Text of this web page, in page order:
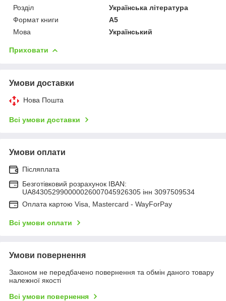
Розділ
Українська література
Формат книги
А5
Мова
Український
Приховати
Умови доставки
Нова Пошта
Всі умови доставки
Умови оплати
Післяплата
Безготівковий розрахунок IBAN:
UA843052990000026007045926305 інн 3097509534
Оплата картою Visa, Mastercard - WayForPay
Всі умови оплати
Умови повернення
Законом не передбачено повернення та обмін даного товару
належної якості
Всі умови повернення